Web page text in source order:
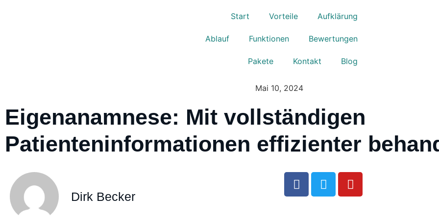
Start Vorteile Aufklärung
Ablauf Funktionen Bewertungen
Pakete Kontakt Blog
Mai 10, 2024
Eigenanamnese: Mit vollständigen
Patienteninformationen effizienter
Dirk Becker